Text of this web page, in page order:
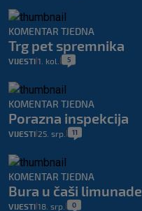
KOMENTAR TJEDNA
Trg pet spremnika
VIJESTI 1. kol. 5
KOMENTAR TJEDNA
Porazna inspekcija
VIJESTI 25. srp. 11
KOMENTAR TJEDNA
Bura u čaši limunade
VIJESTI 18. srp. 0